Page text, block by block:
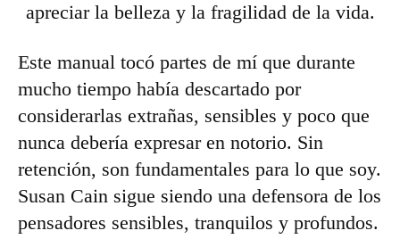
apreciar la belleza y la fragilidad de la vida.
Este manual tocó partes de mí que durante
mucho tiempo había descartado por
considerarlas extrañas, sensibles y poco que
nunca debería expresar en notorio. Sin
retención, son fundamentales para lo que soy.
Susan Cain sigue siendo una defensora de los
pensadores sensibles, tranquilos y profundos.